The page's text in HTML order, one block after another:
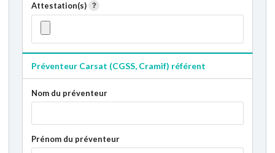
Attestation(s)
Préventeur Carsat (CGSS, Cramif) référent
Nom du préventeur
Prénom du préventeur